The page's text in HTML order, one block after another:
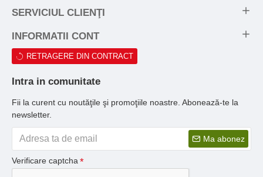
SERVICIUL CLIENŢI
INFORMATII CONT
RETRAGERE DIN CONTRACT
Intra in comunitate
Fii la curent cu noutăţile şi promoţiile noastre. Abonează-te la
newsletter.
Ma abonez
Verificare captcha